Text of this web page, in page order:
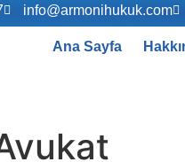
info@armonihukuk.com
Ana Sayfa